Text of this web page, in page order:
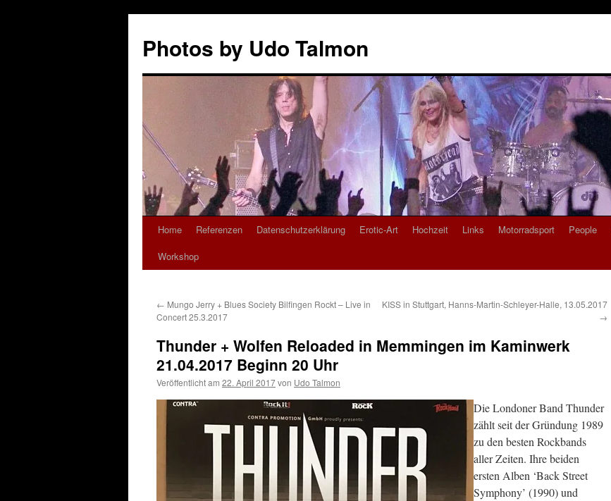
springen
Photos by Udo Talmon
Home Referenzen Datenschutzerklärung Erotic-Art Hochzeit Links Motorradsport People
Workshop
← Mungo Jerry + Blues Society Bilfingen Rockt – Live in
Concert 25.3.2017
KISS in Stuttgart, Hanns-Martin-Schleyer-Halle, 13.05.2017
→
Thunder + Wolfen Reloaded in Memmingen im Kaminwerk
21.04.2017 Beginn 20 Uhr
Veröffentlicht am 22. April 2017von Udo Talmon
Die Londoner Band Thunder
zählt seit der Gründung 1989
zu den besten Rockbands
aller Zeiten. Ihre beiden
ersten Alben ‘Back Street
Symphony’ (1990) und